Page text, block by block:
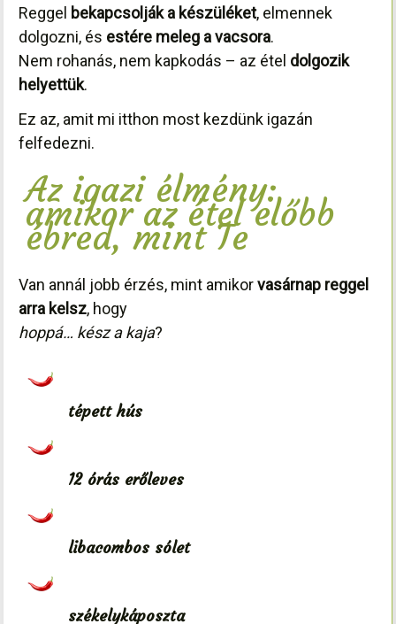
Reggel bekapcsolják a készüléket, elmennek
dolgozni, és estére meleg a vacsora.
Nem rohanás, nem kapkodás – az étel dolgozik
helyettük.
Ez az, amit mi itthon most kezdünk igazán
felfedezni.
Az igazi élmény:
amikor az étel előbb
ébred, mint Te
Van annál jobb érzés, mint amikorvasárnap reggel
arra kelsz, hogy
hoppá… kész a kaja?
tépett hús
12 órás erőleves
libacombos sólet
székelykáposzta